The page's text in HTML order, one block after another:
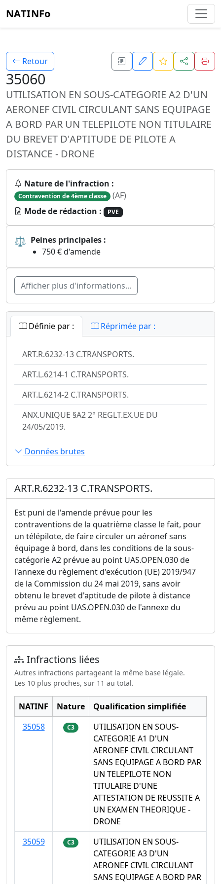
NATINFo
Retour
35060
UTILISATION EN SOUS-CATEGORIE A2 D'UN
AERONEF CIVIL CIRCULANT SANS EQUIPAGE
A BORD PAR UN TELEPILOTE NON TITULAIRE
DU BREVET D'APTITUDE DE PILOTE A
DISTANCE - DRONE
Nature de l'infraction :
Contravention de 4ème classe (AF)
Mode de rédaction :
PVE
⚖ Peines principales :
750 € d'amende
Afficher plus d'informations...
Définie par : Réprimée par :
ART.R.6232-13 C.TRANSPORTS.
ART.L.6214-1 C.TRANSPORTS.
ART.L.6214-2 C.TRANSPORTS.
ANX.UNIQUE §A2 2° REGLT.EX.UE DU
24/05/2019.
Données brutes
ART.R.6232-13 C.TRANSPORTS.
Est puni de l'amende prévue pour les
contraventions de la quatrième classe le fait, pour
un télépilote, de faire circuler un aéronef sans
équipage à bord, dans les conditions de la sous-
catégorie A2 prévue au point UAS.OPEN.030 de
l'annexe du règlement d'exécution (UE) 2019/947
de la Commission du 24 mai 2019, sans avoir
obtenu le brevet d'aptitude de pilote à distance
prévu au point UAS.OPEN.030 de l'annexe du
même règlement.
Infractions liées
Autres infractions partageant la même base légale.
Les 10 plus proches, sur 11 au total.
NATINF Nature
Qualification simplifiée
35058
C3
UTILISATION EN SOUS-
CATEGORIE A1 D'UN
AERONEF CIVIL CIRCULANT
SANS EQUIPAGE A BORD PAR
UN TELEPILOTE NON
TITULAIRE D'UNE
ATTESTATION DE REUSSITE A
UN EXAMEN THEORIQUE -
DRONE
35059
C3
UTILISATION EN SOUS-
CATEGORIE A3 D'UN
AERONEF CIVIL CIRCULANT
SANS EQUIPAGE A BORD PAR